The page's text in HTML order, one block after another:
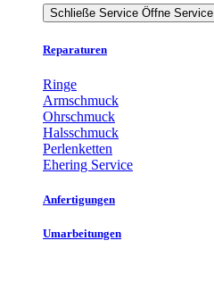
Schließe Service Öffne Service
Reparaturen
Ringe
Armschmuck
Ohrschmuck
Halsschmuck
Perlenketten
Ehering Service
Anfertigungen
Umarbeitungen